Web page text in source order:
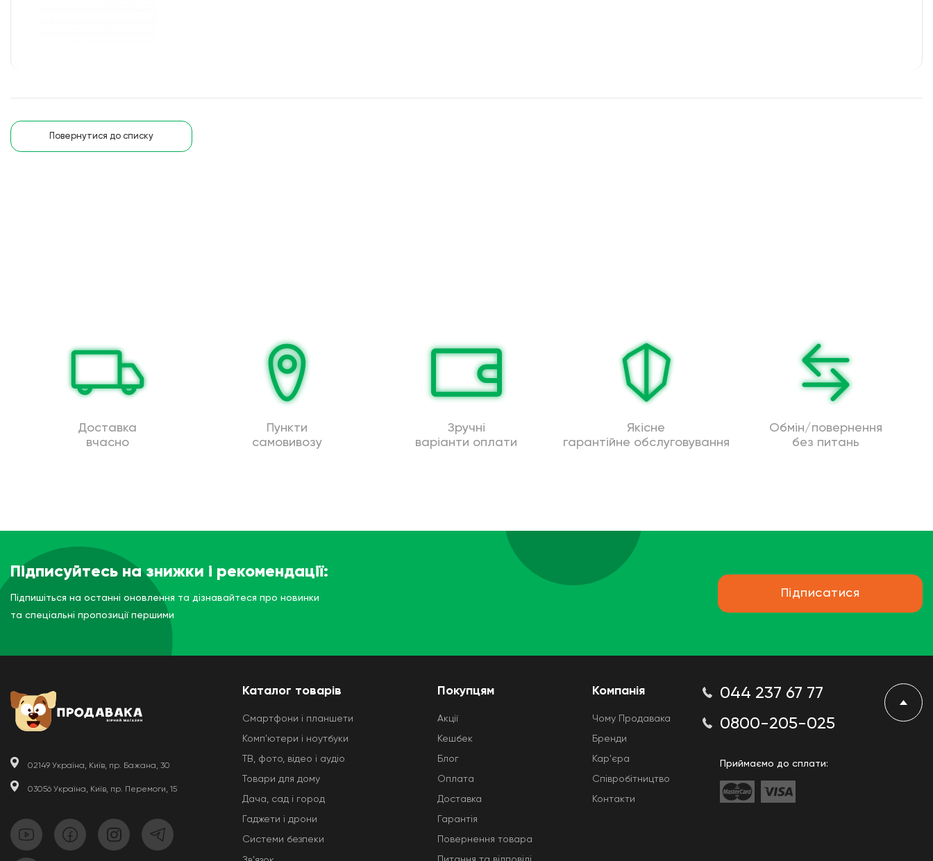
Повернутися до списку
Доставка
вчасно
Пункти
самовивозу
Зручні
варіанти оплати
Якісне
гарантійне обслуговування
Обмін/повернення
без питань
Підписуйтесь на знижки і рекомендації:
Підпишіться на останні оновлення та дізнавайтеся про новинки
та спеціальні пропозиції першими
Підписатися
02149 Україна, Київ, пр. Бажана, 30
03056 Україна, Київ, пр. Перемоги, 15
Каталог товарів
Смартфони і планшети
Комп'ютери і ноутбуки
ТВ, фото, відео і аудіо
Товари для дому
Дача, сад і город
Гаджети і дрони
Системи безпеки
Покупцям
Акції
Кешбек
Блог
Оплата
Доставка
Гарантія
Повернення товара
Компанія
Чому Продавака
Бренди
Кар'єра
Співробітництво
Контакти
044 237 67 77
0800-205-025
Приймаємо до сплати: